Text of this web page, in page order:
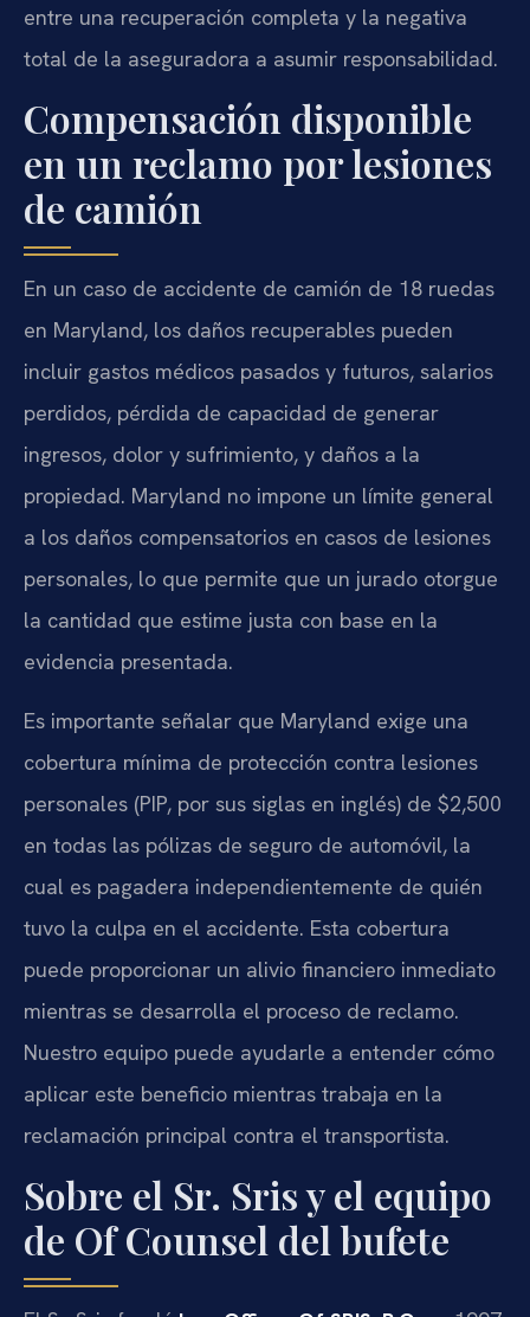
entre una recuperación completa y la negativa
total de la aseguradora a asumir responsabilidad.
Compensación disponible
en un reclamo por lesiones
de camión
En un caso de accidente de camión de 18 ruedas
en Maryland, los daños recuperables pueden
incluir gastos médicos pasados y futuros, salarios
perdidos, pérdida de capacidad de generar
ingresos, dolor y sufrimiento, y daños a la
propiedad. Maryland no impone un límite general
a los daños compensatorios en casos de lesiones
personales, lo que permite que un jurado otorgue
la cantidad que estime justa con base en la
evidencia presentada.
Es importante señalar que Maryland exige una
cobertura mínima de protección contra lesiones
personales (PIP, por sus siglas en inglés) de $2,500
en todas las pólizas de seguro de automóvil, la
cual es pagadera independientemente de quién
tuvo la culpa en el accidente. Esta cobertura
puede proporcionar un alivio financiero inmediato
mientras se desarrolla el proceso de reclamo.
Nuestro equipo puede ayudarle a entender cómo
aplicar este beneficio mientras trabaja en la
reclamación principal contra el transportista.
Sobre el Sr. Sris y el equipo
de Of Counsel del bufete